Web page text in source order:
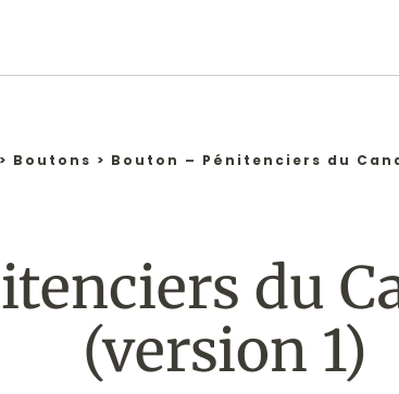
> Boutons > Bouton – Pénitenciers du
du
(version 1)